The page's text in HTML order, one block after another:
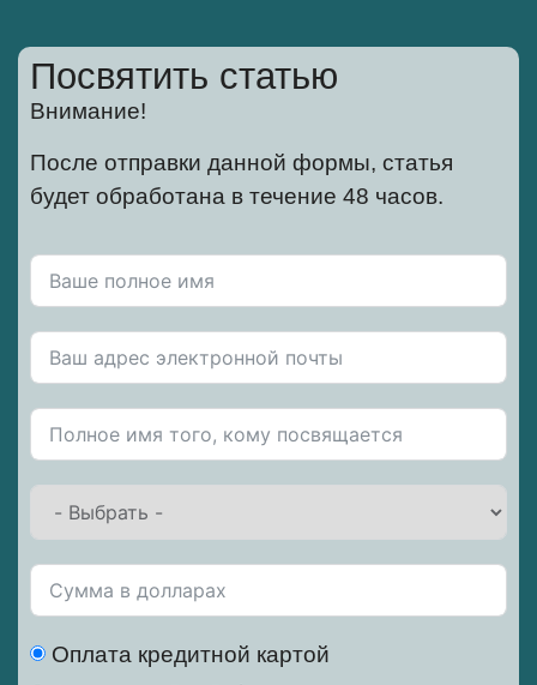
Посвятить статью
Внимание!
После отправки данной формы, статья
будет обработана в течение 48 часов.
Оплата кредитной картой